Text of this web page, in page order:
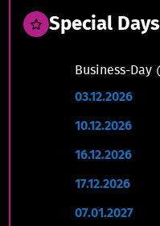
Special Days
Business-Day
03.12.2026
10.12.2026
16.12.2026
17.12.2026
07.01.2027